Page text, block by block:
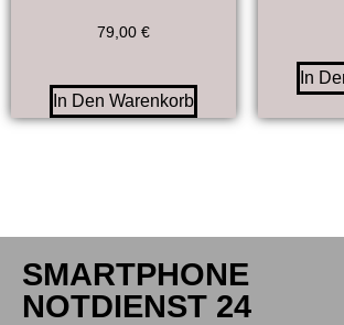
79,00 €
In Den Warenkorb
In
SMARTPHONE
NOTDIENST 24